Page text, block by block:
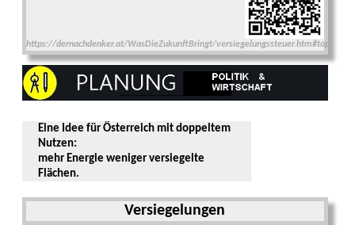
https://dernachdenker.at/WasDieZukunftBringt/versiegelungssteuer.htm#top
Eine Idee für Österreich mit doppeltem
Nutzen:
mehr Energie weniger versiegelte
Flächen.
Versiegelungen